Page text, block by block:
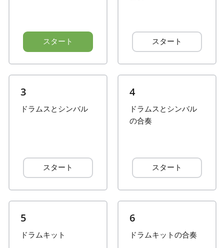
English
हिन्दी
スタート スタート
3
ドラムスとシンバル
スタート
4
ドラムスとシンバル
の合奏
スタート
5
ドラムキット
6
ドラムキットの合奏